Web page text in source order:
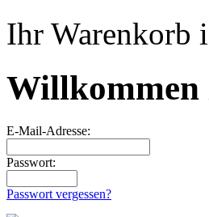
Ihr Warenkorb
Willkommen
E-Mail-Adresse:
Passwort:
Passwort vergessen?